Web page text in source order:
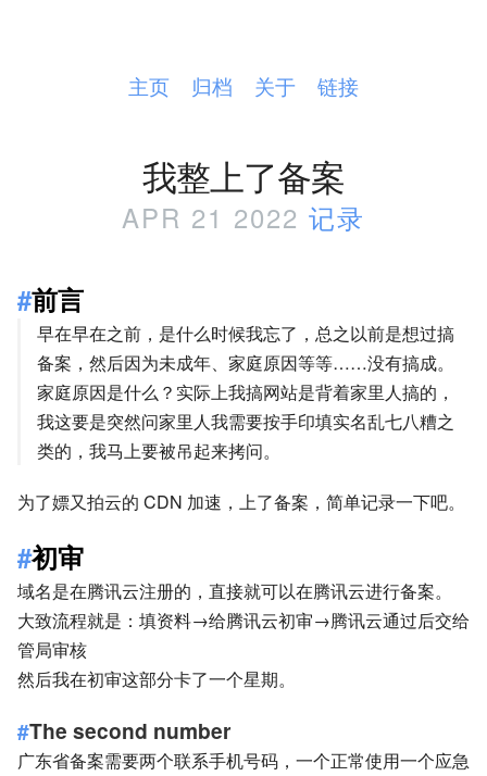
主页 归档 关于 链接
我整上了备案
APR 21 2022 记录
前言
早在早在之前，是什么时候我忘了，总之以前是想过搞
备案，然后因为未成年、家庭原因等等……没有搞成。
家庭原因是什么？实际上我搞网站是背着家里人搞的，
我这要是突然问家里人我需要按手印填实名乱七八糟之
类的，我马上要被吊起来拷问。
为了嫖又拍云的 CDN 加速，上了备案，简单记录一下吧。
初审
域名是在腾讯云注册的，直接就可以在腾讯云进行备案。
大致流程就是：填资料→给腾讯云初审→腾讯云通过后交给
管局审核
然后我在初审这部分卡了一个星期。
The second number
广东省备案需要两个联系手机号码，一个正常使用一个应急